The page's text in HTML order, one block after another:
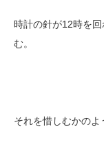
時計の針が12時を
む。
それを惜しむかのよ